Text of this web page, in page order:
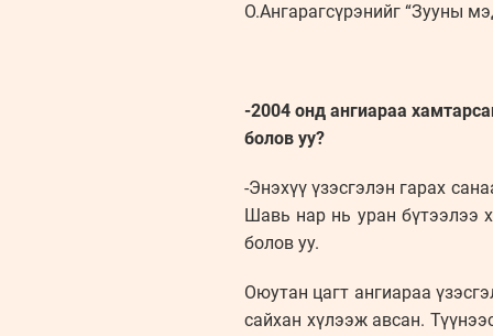
О.Ангарагсүрэнийг “Зууны
-2004 онд ангиараа
болов уу?
-Энэхүү үзэсгэлэн гарах
Шавь нар нь уран бүтээлээ
болов уу.
Оюутан цагт ангиараа
сайхан хүлээж авсан.